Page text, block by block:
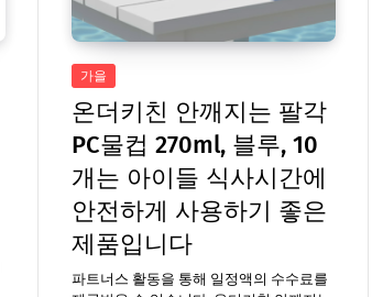
가을
온더키친 안깨지는 팔각
PC물컵 270ml, 블루, 10
개는 아이들 식사시간에
안전하게 사용하기 좋은
제품입니다
파트너스 활동을 통해 일정액의 수수료를